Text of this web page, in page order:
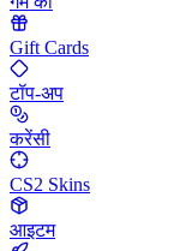
Gift Cards
टॉप-अप
करेंसी
CS2 Skins
आइटम